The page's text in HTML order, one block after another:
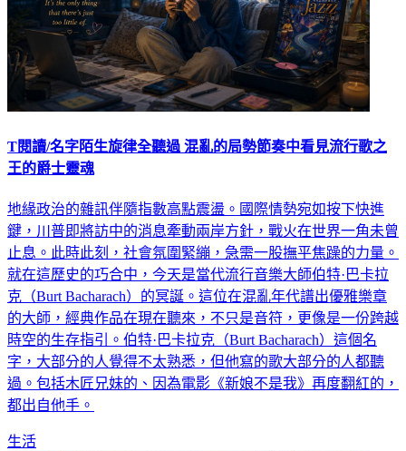
T閱讀/名字陌生旋律全聽過 混亂的局勢節奏中看見流行歌之
王的爵士靈魂
地緣政治的雜訊伴隨指數高點震盪。國際情勢宛如按下快進
鍵，川普即將訪中的消息牽動兩岸方針，戰火在世界一角未曾
止息。此時此刻，社會氛圍緊繃，急需一股撫平焦躁的力量。
就在這歷史的巧合中，今天是當代流行音樂大師伯特·巴卡拉
克（Burt Bacharach）的冥誕。這位在混亂年代譜出優雅樂章
的大師，經典作品在現在聽來，不只是音符，更像是一份跨越
時空的生存指引。伯特·巴卡拉克（Burt Bacharach）這個名
字，大部分的人覺得不太熟悉，但他寫的歌大部分的人都聽
過。包括木匠兄妹的、因為電影《新娘不是我》再度翻紅的，
都出自他手。
生活